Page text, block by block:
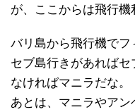
が、ここからは飛行機
バリ島から飛行機でフ
セブ島行きがあればセ
なければマニラだな。
あとは、マニラやアン